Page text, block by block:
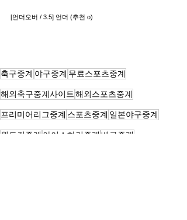
[언더오버 / 3.5] 언더 (추천 o)
축구중계 야구중계 무료스포츠중계
해외축구중계사이트해외스포츠중계
프리미어리그중계 스포츠중계 일본야구중계
월드컵중계 아이스하키중계 배구중계